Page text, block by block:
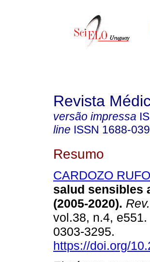
Revista
versão impressa
line ISSN 1688-
Resumo
CARDOZO
salud sensibles
(2005-2020).
vol.38, n.4,
0303-3295.
https://doi.org/